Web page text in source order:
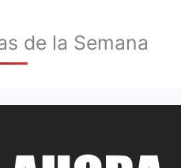
de la Semana